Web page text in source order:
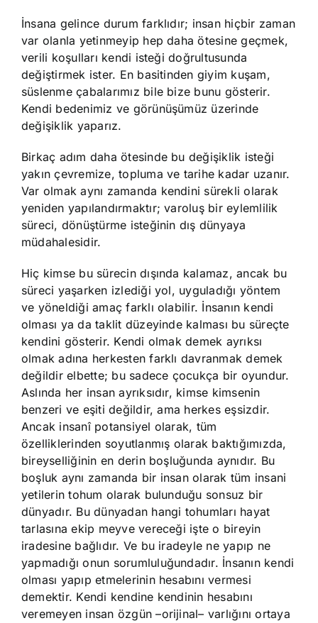
İnsana gelince durum farklıdır; insan hiçbir zaman
var olanla yetinmeyip hep daha ötesine geçmek,
verili koşulları kendi isteği doğrultusunda
değiştirmek ister. En basitinden giyim kuşam,
süslenme çabalarımız bile bize bunu gösterir.
Kendi bedenimiz ve görünüşümüz üzerinde
değişiklik yaparız.
Birkaç adım daha ötesinde bu değişiklik isteği
yakın çevremize, topluma ve tarihe kadar uzanır.
Var olmak aynı zamanda kendini sürekli olarak
yeniden yapılandırmaktır; varoluş bir eylemlilik
süreci, dönüştürme isteğinin dış dünyaya
müdahalesidir.
Hiç kimse bu sürecin dışında kalamaz, ancak bu
süreci yaşarken izlediği yol, uyguladığı yöntem
ve yöneldiği amaç farklı olabilir. İnsanın kendi
olması ya da taklit düzeyinde kalması bu süreçte
kendini gösterir. Kendi olmak demek ayrıksı
olmak adına herkesten farklı davranmak demek
değildir elbette; bu sadece çocukça bir oyundur.
Aslında her insan ayrıksıdır, kimse kimsenin
benzeri ve eşiti değildir, ama herkes eşsizdir.
Ancak insanî potansiyel olarak, tüm
özelliklerinden soyutlanmış olarak baktığımızda,
bireyselliğinin en derin boşluğunda aynıdır. Bu
boşluk aynı zamanda bir insan olarak tüm insani
yetilerin tohum olarak bulunduğu sonsuz bir
dünyadır. Bu dünyadan hangi tohumları hayat
tarlasına ekip meyve vereceği işte o bireyin
iradesine bağlıdır. Ve bu iradeyle ne yapıp ne
yapmadığı onun sorumluluğundadır. İnsanın kendi
olması yapıp etmelerinin hesabını vermesi
demektir. Kendi kendine kendinin hesabını
veremeyen insan özgün –orijinal– varlığını ortaya